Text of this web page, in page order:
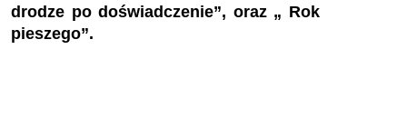
drodze po doświadczenie”, oraz „ Rok
pieszego”.